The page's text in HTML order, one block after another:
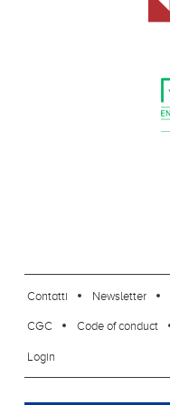
Contatti Newsletter
CGC
Code of conduct
Login